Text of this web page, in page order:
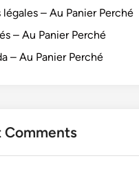
– Au Panier Perché
– Au Panier Perché
– Au Panier Perché
Comments